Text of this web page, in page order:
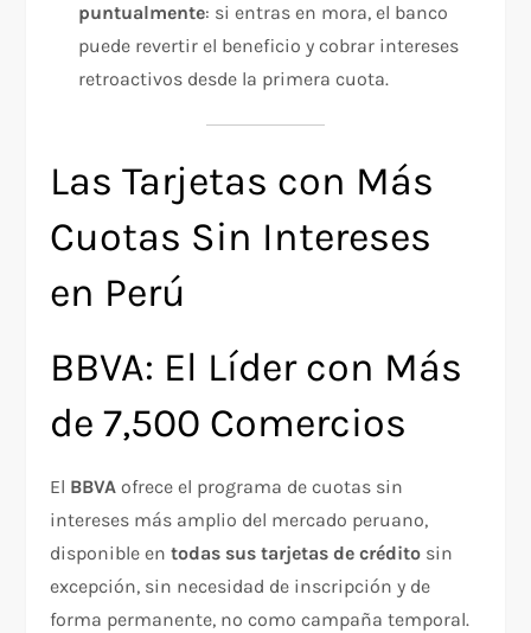
puntualmente: si entras en mora, el banco
puede revertir el beneficio y cobrar intereses
retroactivos desde la primera cuota.
Las Tarjetas con Más
Cuotas Sin Intereses
en Perú
BBVA: El Líder con Más
de 7,500 Comercios
El BBVA ofrece el programa de cuotas sin
intereses más amplio del mercado peruano,
disponible entodas sus tarjetas de crédito sin
excepción, sin necesidad de inscripción y de
forma permanente, no como campaña temporal.